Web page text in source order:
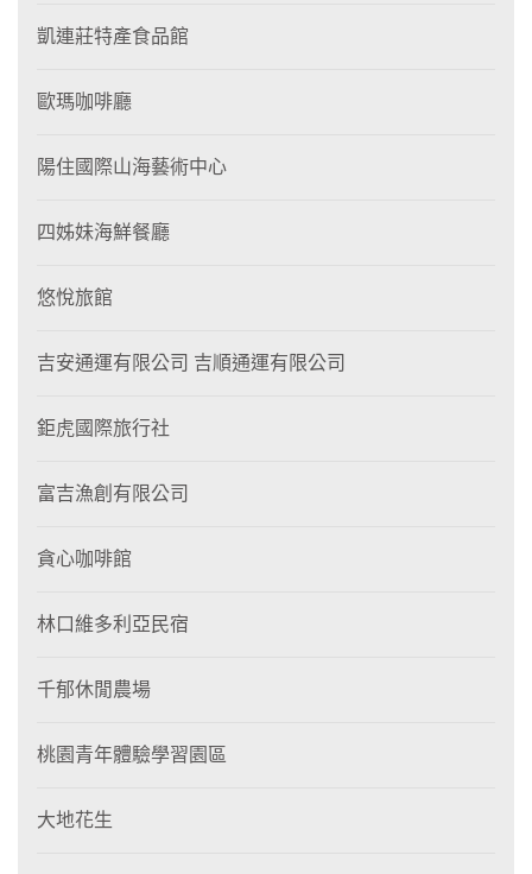
凱連莊特產食品館
歐瑪咖啡廳
陽住國際山海藝術中心
四姊妹海鮮餐廳
悠悅旅館
吉安通運有限公司 吉順通運有限公司
鉅虎國際旅行社
富吉漁創有限公司
貪心咖啡館
林口維多利亞民宿
千郁休閒農場
桃園青年體驗學習園區
大地花生